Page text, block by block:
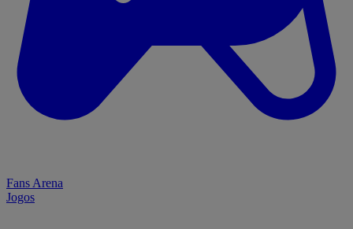
Fans Arena
Jogos